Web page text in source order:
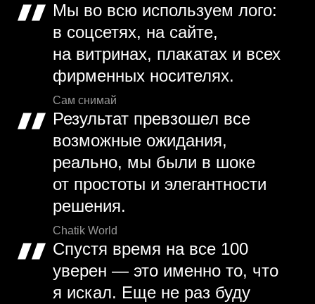
Мы во всю используем лого:
в соцсетях, на сайте,
на витринах, плакатах и всех
фирменных носителях.
Сам снимай
Результат превзошел все
возможные ожидания,
реально, мы были в шоке
от простоты и элегантности
решения.
Chatik World
Спустя время на все 100
уверен — это именно то, что
я искал. Еще не раз буду